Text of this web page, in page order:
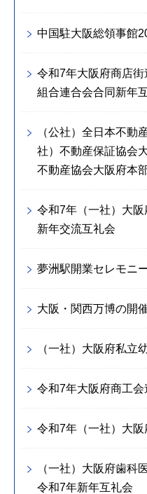
中国駐大阪総領事館
令和7年大阪府商店
組合連合会合同新年
（公社）全日本不動
社）不動産保証協会
不動産協会大阪府本
令和7年（一社）大
新年交流互礼会
夢洲駅開業セレモニ
大阪・関西万博の開
（一社）大阪府私立
令和7年大阪府商工
令和7年（一社）大
（一社）大阪府歯科
令和7年新年互礼会